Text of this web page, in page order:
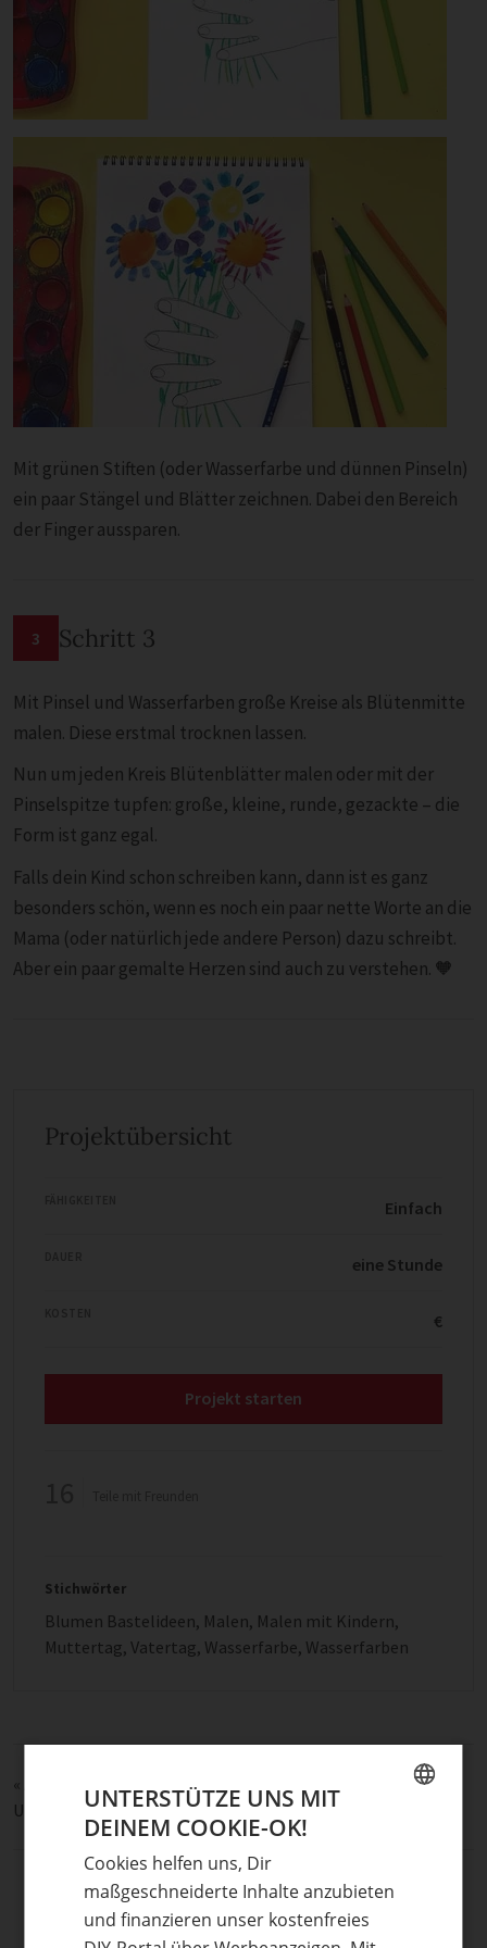
Mit grünen Stiften (oder Wasserfarbe und dünnen Pinseln)
ein paar Stängel und Blätter zeichnen. Dabei den Bereich
der Finger aussparen.
3 Schritt 3
Mit Pinsel und Wasserfarben große Kreise als Blütenmitte
malen. Diese erstmal trocknen lassen.
Nun um jeden Kreis Blütenblätter malen oder mit der
Pinselspitze tupfen: große, kleine, runde, gezackte – die
Form ist ganz egal.
Falls dein Kind schon schreiben kann, dann ist es ganz
besonders schön, wenn es noch ein paar nette Worte an die
Mama (oder natürlich jede andere Person) dazu schreibt.
Aber ein paar gemalte Herzen sind auch zu verstehen. 🧡
Projektübersicht
Einfach
eine Stunde
€
Projekt starten
Stichwörter
Blumen Bastelideen, Malen, Malen mit Kindern,
Muttertag, Vatertag, Wasserfarbe, Wasserfarben
«
Anhänger aus Draht gefertigt
Upcycling Blumentopf und Pflanzenständer selbermachen
UNTERSTÜTZE UNS MIT
DEINEM COOKIE-OK!
Cookies helfen uns, Dir
maßgeschneiderte Inhalte anzubieten
und finanzieren unser kostenfreies